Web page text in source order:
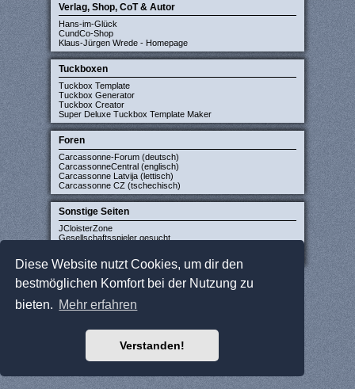
Diese Website nutzt Cookies, um dir den
bestmöglichen Komfort bei der Nutzung zu
bieten. Mehr erfahren
Verstanden!
Verlag, Shop, CoT & Autor
Hans-im-Glück
CundCo-Shop
Klaus-Jürgen Wrede - Homepage
Tuckboxen
Tuckbox Template
Tuckbox Generator
Tuckbox Creator
Super Deluxe Tuckbox Template Maker
Foren
Carcassonne-Forum (deutsch)
CarcassonneCentral (englisch)
Carcassonne Latvija (lettisch)
Carcassonne CZ (tschechisch)
Sonstige Seiten
JCloisterZone
Gesellschaftsspieler gesucht